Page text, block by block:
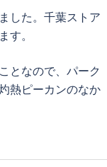
した。千葉ストア
す。
となので、パーク
熱ピーカンのなか